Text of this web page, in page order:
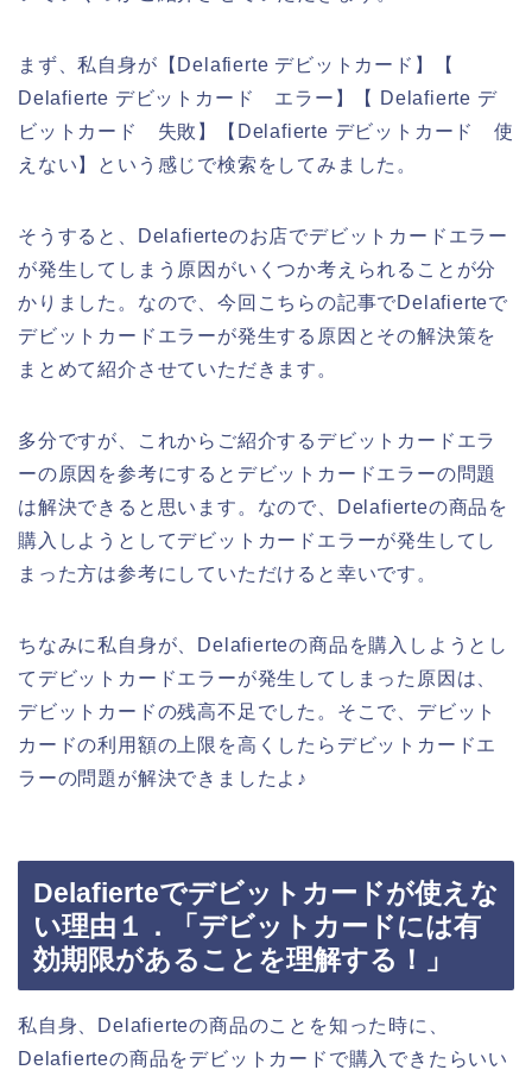
まず、私自身が【Delafierte デビットカード】【
Delafierte デビットカード エラー】【 Delafierte デ
ビットカード 失敗】【Delafierte デビットカード 使
えない】という感じで検索をしてみました。
そうすると、Delafierteのお店でデビットカードエラー
が発生してしまう原因がいくつか考えられることが分
かりました。なので、今回こちらの記事でDelafierteで
デビットカードエラーが発生する原因とその解決策を
まとめて紹介させていただきます。
多分ですが、これからご紹介するデビットカードエラ
ーの原因を参考にするとデビットカードエラーの問題
は解決できると思います。なので、Delafierteの商品を
購入しようとしてデビットカードエラーが発生してし
まった方は参考にしていただけると幸いです。
ちなみに私自身が、Delafierteの商品を購入しようとし
てデビットカードエラーが発生してしまった原因は、
デビットカードの残高不足でした。そこで、デビット
カードの利用額の上限を高くしたらデビットカードエ
ラーの問題が解決できましたよ♪
Delafierteでデビットカードが使えな
い理由１．「デビットカードには有
効期限があることを理解する！」
私自身、Delafierteの商品のことを知った時に、
Delafierteの商品をデビットカードで購入できたらいい